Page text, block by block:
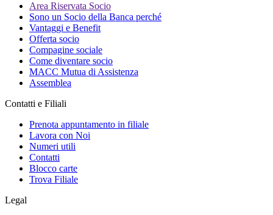
Area Riservata Socio
Sono un Socio della Banca perché
Vantaggi e Benefit
Offerta socio
Compagine sociale
Come diventare socio
MACC Mutua di Assistenza
Assemblea
Contatti e Filiali
Prenota appuntamento in filiale
Lavora con Noi
Numeri utili
Contatti
Blocco carte
Trova Filiale
Legal